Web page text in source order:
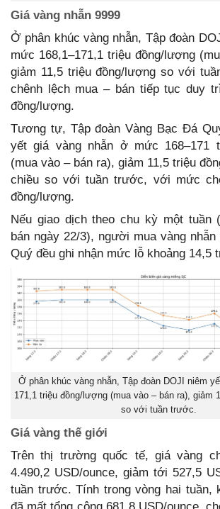
Giá vàng nhẫn 9999
Ở phân khúc vàng nhẫn, Tập đoàn
mức 168,1–171,1 triệu đồng/lượng
giảm 11,5 triệu đồng/lượng so với
chênh lệch mua – bán tiếp tục duy
đồng/lượng.
Tương tự, Tập đoàn Vàng Bạc Đá
yết giá vàng nhẫn ở mức 168–171
(mua vào – bán ra), giảm 11,5 triệu
chiều so với tuần trước, với mức
đồng/lượng.
Nếu giao dịch theo chu kỳ một tuần
bán ngày 22/3), người mua vàng
Quý đều ghi nhận mức lỗ khoảng 14,5
Ở phân khúc vàng nhẫn, Tập đoàn DOJI niêm
171,1 triệu đồng/lượng (mua vào – bán ra), giảm
so với tuần trước.
Giá vàng thế giới
Trên thị trường quốc tế, giá vàng
4.490,2 USD/ounce, giảm tới 527,5
tuần trước. Tính trong vòng hai tuần,